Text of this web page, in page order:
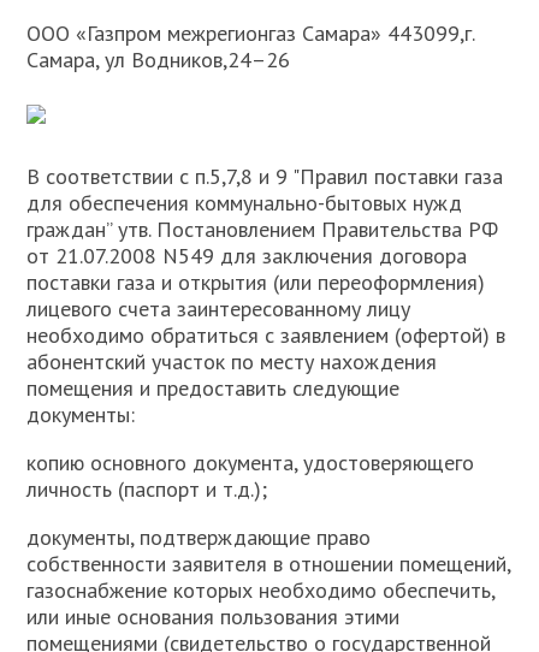
ООО «Газпром межрегионгаз Самара» 443099,г.
Самара, ул Водников,24–26
В соответствии с п.5,7,8 и 9 "Правил поставки газа
для обеспечения коммунально-бытовых нужд
граждан” утв. Постановлением Правительства РФ
от 21.07.2008 N549 для заключения договора
поставки газа и открытия (или переоформления)
лицевого счета заинтересованному лицу
необходимо обратиться с заявлением (офертой) в
абонентский участок по месту нахождения
помещения и предоставить следующие
документы:
копию основного документа, удостоверяющего
личность (паспорт и т.д.);
документы, подтверждающие право
собственности заявителя в отношении помещений,
газоснабжение которых необходимо обеспечить,
или иные основания пользования этими
помещениями (свидетельство о государственной